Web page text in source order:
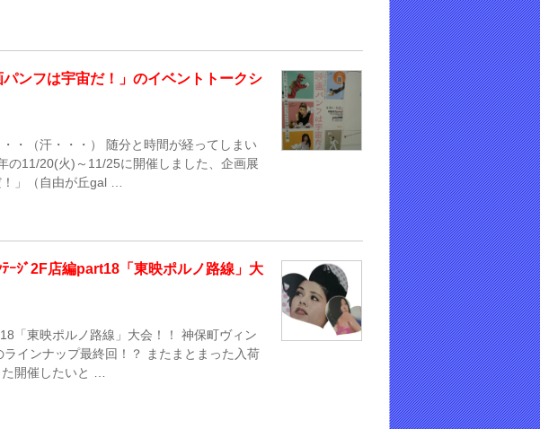
ンフは宇宙だ！」のイベントトークシ
・（汗・・・） 随分と時間が経ってしまい
の11/20(火)～11/25に開催しました、企画展
」（自由が丘gal …
ｰｼﾞ2F店編part18「東映ポルノ路線」大
「東映ポルノ路線」大会！！ 神保町ヴィン
インナップ最終回！？ またまとまった入荷
開催したいと …